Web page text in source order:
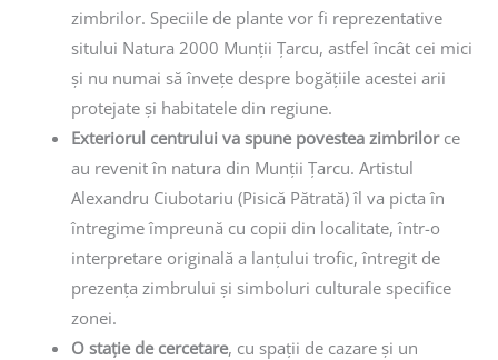
zimbrilor. Speciile de plante vor fi reprezentative
sitului Natura 2000 Munții Țarcu, astfel încât cei mici
și nu numai să învețe despre bogățiile acestei arii
protejate și habitatele din regiune.
Exteriorul centrului va spune povestea zimbrilorce
au revenit în natura din Munții Țarcu. Artistul
Alexandru Ciubotariu (Pisică Pătrată) îl va picta în
întregime împreună cu copii din localitate, într-o
interpretare originală a lanțului trofic, întregit de
prezența zimbrului și simboluri culturale specifice
zonei.
O stație de cercetare, cu spații de cazare și un